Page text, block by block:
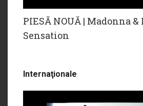
PIESĂ NOUĂ | Madonna
Sensation
Internaţionale